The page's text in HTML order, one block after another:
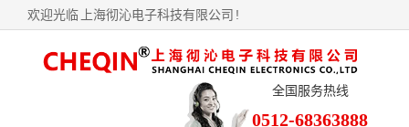
欢迎光临 上海彻沁电子科技有限公司 !
全国服务热线
0512-68363888